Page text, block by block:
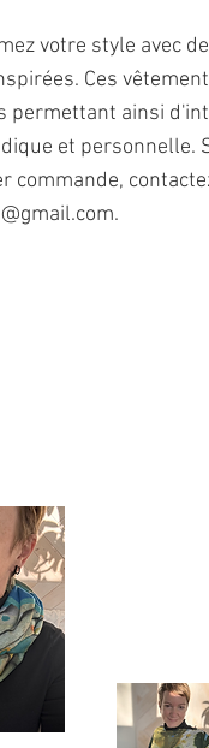
votre style avec
Ces
permettant ainsi
et personnelle.
commande,
.